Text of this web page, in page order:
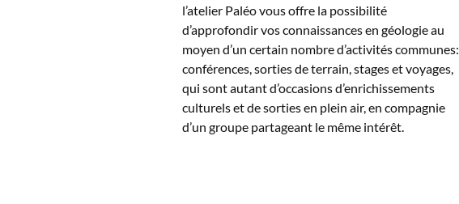
l’atelier Paléo vous offre la possibilité
d’approfondir vos connaissances en géologie au
moyen d’un certain nombre d’activités communes:
conférences, sorties de terrain, stages et voyages,
qui sont autant d’occasions d’enrichissements
culturels et de sorties en plein air, en compagnie
d’un groupe partageant le même intérêt.